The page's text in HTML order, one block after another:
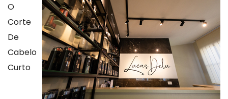
O
Corte
De
Cabelo
Curto